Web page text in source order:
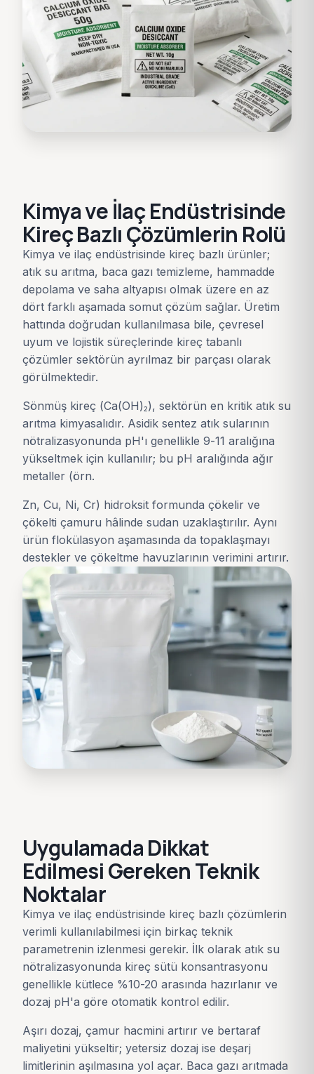
Kimya ve İlaç Endüstrisinde
Kireç Bazlı Çözümlerin Rolü
Kimya ve ilaç endüstrisinde kireç bazlı ürünler;
atık su arıtma, baca gazı temizleme, hammadde
depolama ve saha altyapısı olmak üzere en az
dört farklı aşamada somut çözüm sağlar. Üretim
hattında doğrudan kullanılmasa bile, çevresel
uyum ve lojistik süreçlerinde kireç tabanlı
çözümler sektörün ayrılmaz bir parçası olarak
görülmektedir.
Sönmüş kireç (Ca(OH)₂), sektörün en kritik atık su
arıtma kimyasalıdır. Asidik sentez atık sularının
nötralizasyonunda pH'ı genellikle 9-11 aralığına
yükseltmek için kullanılır; bu pH aralığında ağır
metaller (örn.
Zn, Cu, Ni, Cr) hidroksit formunda çökelir ve
çökelti çamuru hâlinde sudan uzaklaştırılır. Aynı
ürün flokülasyon aşamasında da topaklaşmayı
destekler ve çökeltme havuzlarının verimini artırır.
Uygulamada Dikkat
Edilmesi Gereken Teknik
Noktalar
Kimya ve ilaç endüstrisinde kireç bazlı çözümlerin
verimli kullanılabilmesi için birkaç teknik
parametrenin izlenmesi gerekir. İlk olarak atık su
nötralizasyonunda kireç sütü konsantrasyonu
genellikle kütlece %10-20 arasında hazırlanır ve
dozaj pH'a göre otomatik kontrol edilir.
Aşırı dozaj, çamur hacmini artırır ve bertaraf
maliyetini yükseltir; yetersiz dozaj ise deşarj
limitlerinin aşılmasına yol açar. Baca gazı arıtmada